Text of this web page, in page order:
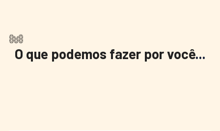
O que podemos fazer por você...